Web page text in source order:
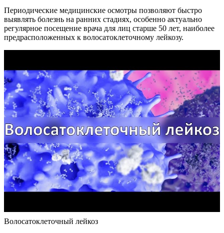
Периодические медицинские осмотры позволяют быстро
выявлять болезнь на ранних стадиях, особенно актуально
регулярное посещение врача для лиц старше 50 лет, наиболее
предрасположенных к волосатоклеточному лейкозу.
Волосатоклеточный лейкоз